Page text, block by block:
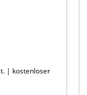
| kostenloser